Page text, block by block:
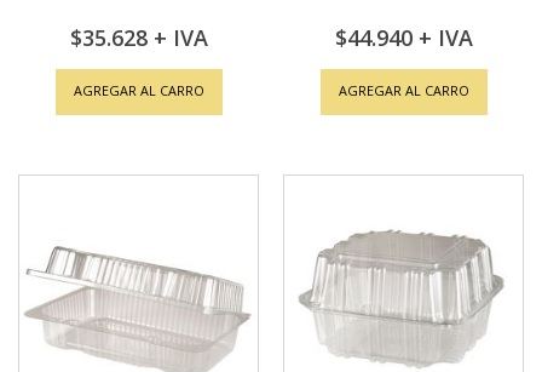
$35.628
AGREGAR AL CARRO
$44.940
AGREGAR AL CARRO